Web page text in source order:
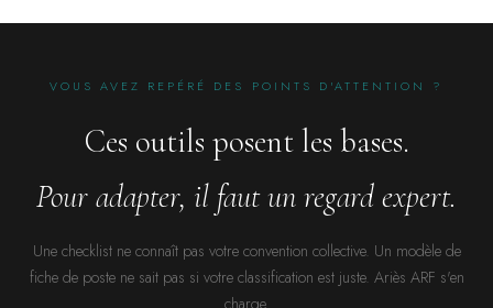
VOUS AVEZ REPÉRÉ DES POINTS D'ATTENTION ?
Ces outils posent les bases.
Pour adapter, il faut un regard expert.
Une checklist ne connaît pas votre convention collective. Un modèle de
fiche de poste ne sait pas si votre classification est juste. Ariès ARF s'en
charge.